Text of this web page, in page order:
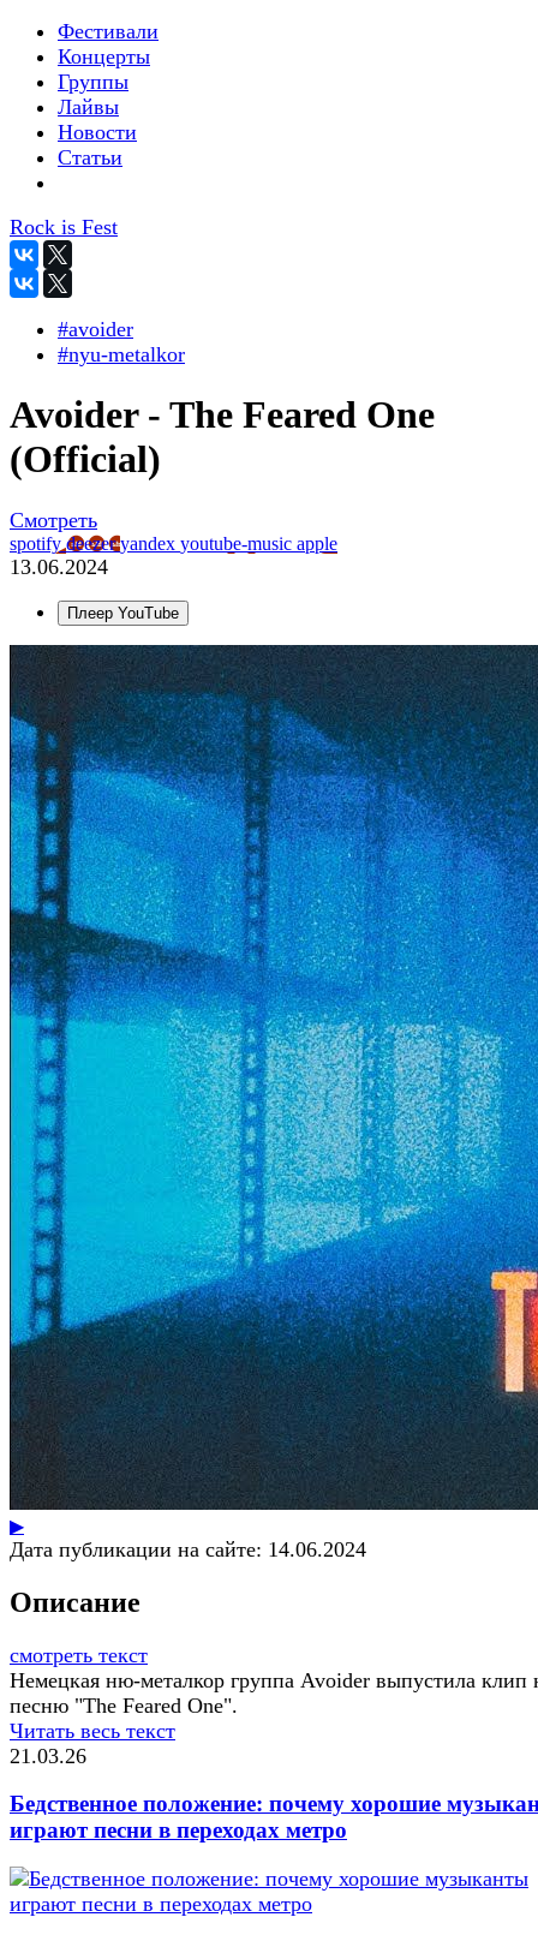
Фестивали
Концерты
Группы
Лайвы
Новости
Статьи
Rock is Fest
#avoider
#nyu-metalkor
Avoider - The Feared One
(Official)
Смотреть
spotifydeezeryandex youtube-music apple
13.06.2024
Плеер YouTube
▶
Дата публикации на сайте: 14.06.2024
Описание
смотреть текст
Немецкая ню-металкор группа Avoider выпустила клип
песню "The Feared One".
Читать весь текст
21.03.26
Бедственное положение: почему хорошие
играют песни в переходах метро